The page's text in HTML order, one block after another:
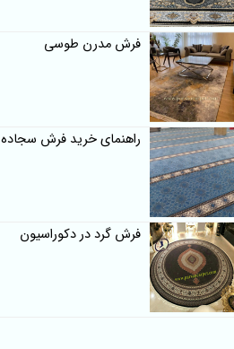
فرش مدرن طوسی
راهنمای خرید فرش سجاده ای
فرش گرد در دکوراسیون